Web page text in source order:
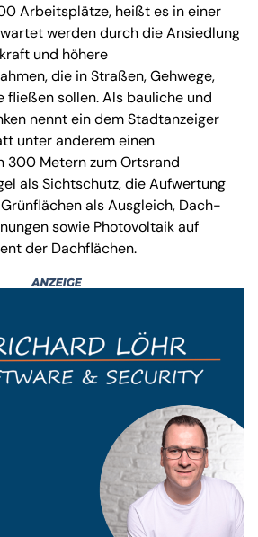
Arbeitsplätze, heißt es in einer
werden durch die Ansiedlung
und höhere
die in Straßen, Gehwege,
fließen sollen. Als bauliche und
nennt ein dem Stadtanzeiger
unter anderem einen
300 Metern zum Ortsrand
als Sichtschutz, die Aufwertung
als Ausgleich, Dach-
sowie Photovoltaik auf
der Dachflächen.